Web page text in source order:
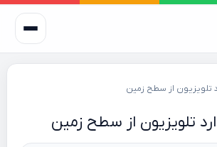
تلویزیون از سطح زمین
تلویزیون از سطح زمین